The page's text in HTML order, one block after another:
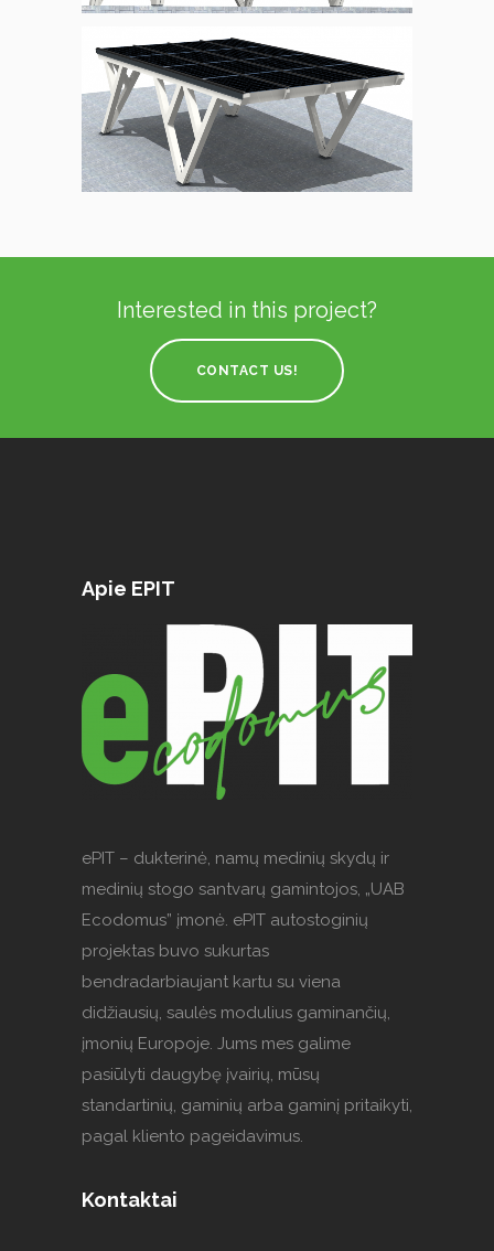
Interested in this project?
CONTACT US!
Apie EPIT
ePIT – dukterinė, namų medinių skydų ir
medinių stogo santvarų gamintojos, „UAB
Ecodomus” įmonė. ePIT autostoginių
projektas buvo sukurtas
bendradarbiaujant kartu su viena
didžiausių, saulės modulius gaminančių,
įmonių Europoje. Jums mes galime
pasiūlyti daugybę įvairių, mūsų
standartinių, gaminių arba gaminį pritaikyti,
pagal kliento pageidavimus.
Kontaktai